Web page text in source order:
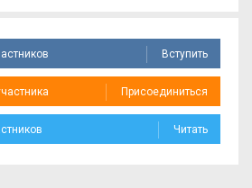
Вступить
Присоединиться
Читать